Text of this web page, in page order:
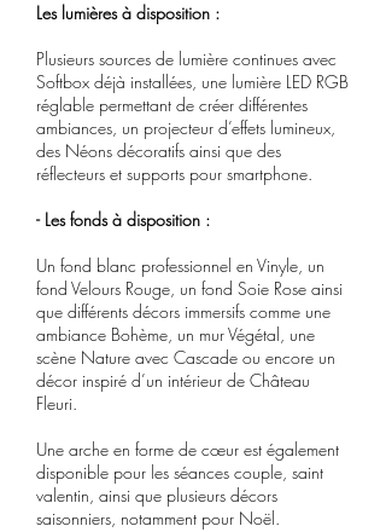
3 personnes maximum :
1 photographe
2 modèles
Situé àAchenheim
à proximité deStrasbourg
Un studio photo professionnel
Les lumières à disposition :
Plusieurs sources de lumière continues avec
Softbox déjà installées, une lumière LED RGB
réglable permettant de créer différentes
ambiances, un projecteur d’effets lumineux,
des Néons décoratifs ainsi que des
réflecteurs et supports pour smartphone.
- Les fonds à disposition :
Un fond blanc professionnel en Vinyle, un
fond Velours Rouge, un fond Soie Rose ainsi
que différents décors immersifs comme une
ambiance Bohème, un mur Végétal, une
scène Nature avec Cascade ou encore un
décor inspiré d’un intérieur de Château
Fleuri.
Une arche en forme de cœur est également
disponible pour les séances couple, saint
valentin, ainsi que plusieurs décors
saisonniers, notamment pour Noël.